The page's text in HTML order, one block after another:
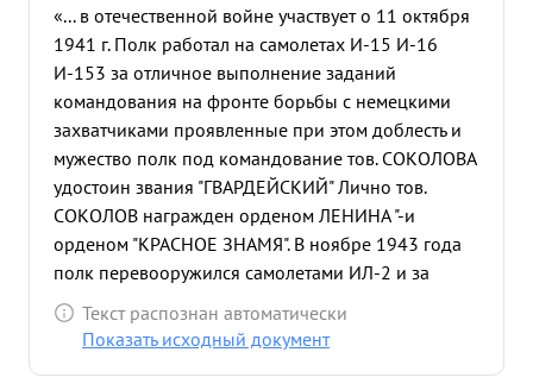
«... в отечественной войне участвует о 11 октября
1941 г. Полк работал на самолетах И-15 И-16
И-153 за отличное выполнение заданий
командования на фронте борьбы с немецкими
захватчиками проявленные при этом доблесть и
мужество полк под командование тов. СОКОЛОВА
удостоин звания "ГВАРДЕЙСКИЙ" Лично тов.
СОКОЛОВ награжден орденом ЛЕНИНА "-и
орденом "КРАСНОЕ ЗНАМЯ". В ноябре 1943 года
полк перевооружился самолетами ИЛ-2 и за
время боевых действий по освободению Крыма и
Севастполя произвел 422 эффективных боевых
Текст распознан автоматически
Показать исходный документ